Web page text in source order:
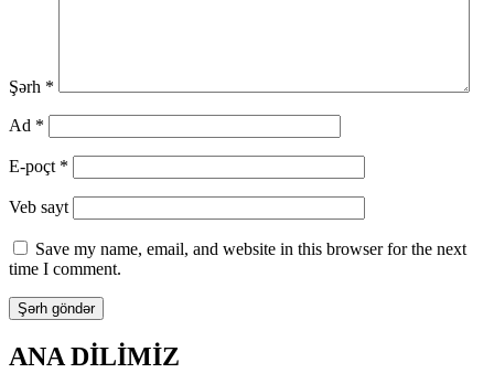
Şərh *
Ad *
E-poçt *
Veb sayt
Save my name, email, and website in this browser for the next
time I comment.
ANA DİLİMİZ